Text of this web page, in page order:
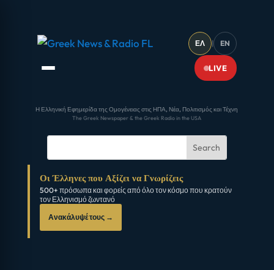
ΕΛ | EN
LIVE
Η Ελληνική Εφημερίδα της Ομογένειας στις ΗΠΑ, Νέα, Πολιτισμός και Τέχνη
The Greek Newspaper & the Greek Radio in the USA
Οι Έλληνες που Αξίζει να Γνωρίζεις
500+ πρόσωπα και φορείς από όλο τον κόσμο που κρατούν
τον Ελληνισμό ζωντανό
Ανακάλυψέ τους →